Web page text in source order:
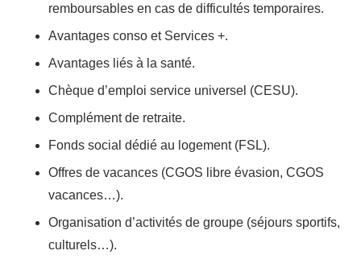
remboursables en cas de difficultés temporaires.
Avantages conso et Services +.
Avantages liés à la santé.
Chèque d’emploi service universel (CESU).
Complément de retraite.
Fonds social dédié au logement (FSL).
Offres de vacances (CGOS libre évasion, CGOS
vacances…).
Organisation d’activités de groupe (séjours sportifs,
culturels…).